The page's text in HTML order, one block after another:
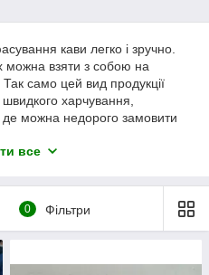
кави легко і зручно.
можна взяти з собою на
само цей вид продукції
харчування,
де можна недорого замовити
сайті кави котрий шукали, Ви
і залишити
необхідний кави.
або придбати каву в
все
0 Фільтри